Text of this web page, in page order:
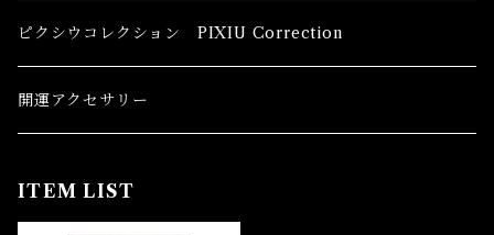
健康運 Health
金運 Money
恋愛 Love
金運 Money
キャンドル Candles
恋愛 Love
自己実現 Self-Realization
線香 Stick Incense
仕事
初心者向け For The Beginners
中級者向け
ピクシウコレクション PIXIU Correction
開運アクセサリー
ITEM LIST